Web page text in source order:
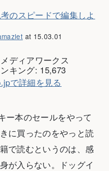
のスピードで編集しよ
at 15.03.01
ディアワークス
キング: 15,673
で詳細を見る
ー本のセールをやって
に買ったのをやっと読
で読むというのは、感
が入らない。ドッグイ